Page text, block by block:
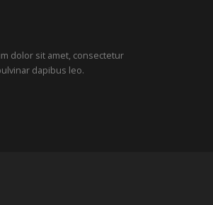
dolor sit amet, consectetur
dapibus leo.